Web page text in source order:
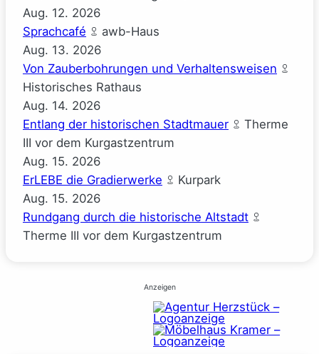
Aug. 12. 2026
Sprachcafé
awb-Haus
Aug. 13. 2026
Von Zauberbohrungen und Verhaltensweisen
Historisches Rathaus
Aug. 14. 2026
Entlang der historischen Stadtmauer
Therme
III vor dem Kurgastzentrum
Aug. 15. 2026
ErLEBE die Gradierwerke
Kurpark
Aug. 15. 2026
Rundgang durch die historische Altstadt
Therme III vor dem Kurgastzentrum
Anzeigen